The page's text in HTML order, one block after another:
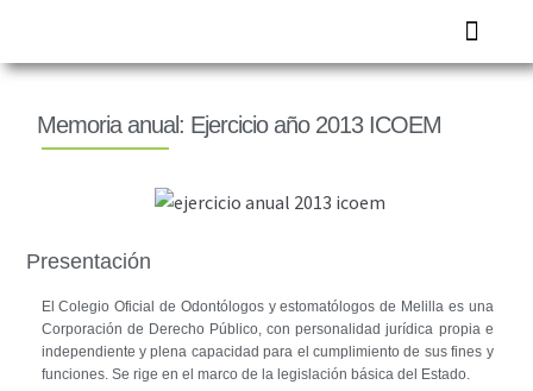
Memoria anual: Ejercicio año 2013 ICOEM
Presentación
El Colegio Oficial de Odontólogos y estomatólogos de Melilla es una
Corporación de Derecho Público, con personalidad jurídica propia e
independiente y plena capacidad para el cumplimiento de sus fines y
funciones. Se rige en el marco de la legislación básica del Estado.